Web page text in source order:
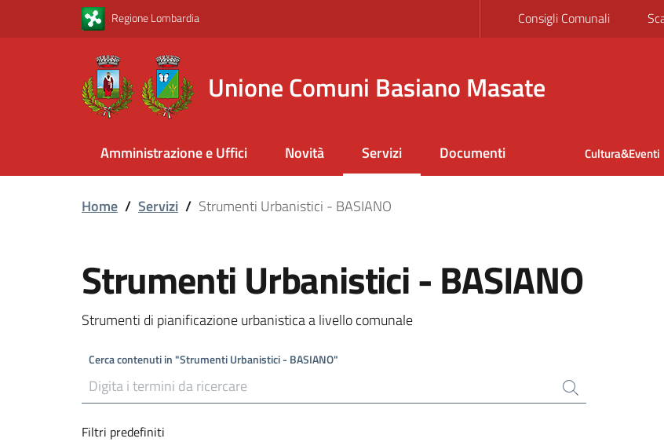
Vai al contenuto principale
Regione Lombardia Consigli Comunali
Unione Comuni Basiano Masate
Amministrazione e Uffici Novità Servizi Documenti Cultura&Eventi
Home / Servizi / Strumenti Urbanistici - BASIANO
Strumenti Urbanistici - BASIANO
Strumenti di pianificazione urbanistica a livello comunale
Cerca contenuti in "Strumenti Urbanistici - BASIANO"
Filtri predefiniti